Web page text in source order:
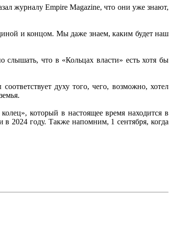
журналу Empire Magazine, что они уже знают,
и концом. Мы даже знаем, каким будет наш
слышать, что в «Кольцах власти» есть хотя бы
духу того, чего, возможно, хотел
который в настоящее время находится в
2024 году. Также напомним, 1 сентября, когда